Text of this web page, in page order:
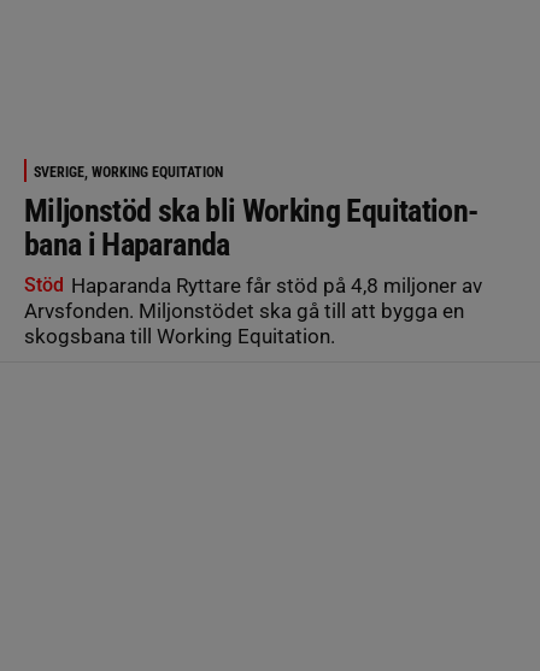
SVERIGE, WORKING EQUITATION
Miljonstöd ska bli Working Equitation-
bana i Haparanda
Stöd Haparanda Ryttare får stöd på 4,8 miljoner av
Arvsfonden. Miljonstödet ska gå till att bygga en
skogsbana till Working Equitation.